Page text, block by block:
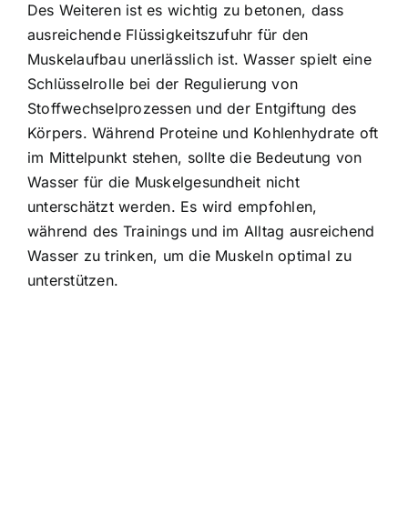
Des Weiteren ist es wichtig zu betonen, dass
ausreichende Flüssigkeitszufuhr für den
Muskelaufbau unerlässlich ist. Wasser spielt eine
Schlüsselrolle bei der Regulierung von
Stoffwechselprozessen und der Entgiftung des
Körpers. Während Proteine und Kohlenhydrate oft
im Mittelpunkt stehen, sollte die Bedeutung von
Wasser für die Muskelgesundheit nicht
unterschätzt werden. Es wird empfohlen,
während des Trainings und im Alltag ausreichend
Wasser zu trinken, um die Muskeln optimal zu
unterstützen.